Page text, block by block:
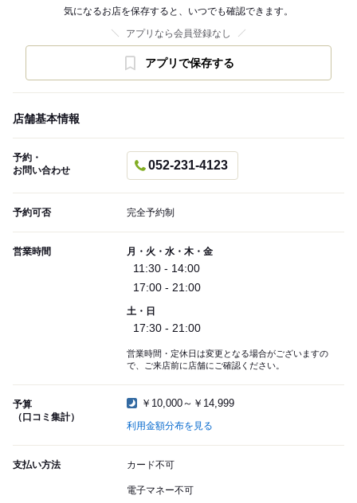
気になるお店を保存すると、いつでも確認できます。
アプリなら会員登録なし
アプリで保存する
店舗基本情報
予約・
お問い合わせ
052-231-4123
予約可否 完全予約制
営業時間 月・火・水・木・金
11:30 - 14:00
17:00 - 21:00
土・日
17:30 - 21:00
営業時間・定休日は変更となる場合がございますの
で、ご来店前に店舗にご確認ください。
予算
（口コミ集計）
￥10,000～￥14,999
利用金額分布を見る
支払い方法 カード不可
電子マネー不可